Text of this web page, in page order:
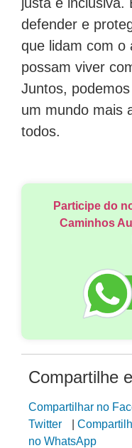
defender e
que lidam com o
possam viver
Juntos,
um mundo mais
todos.
Participe do
Caminhos
Compartilhe
Compartilhar no
Twitter
no WhatsApp